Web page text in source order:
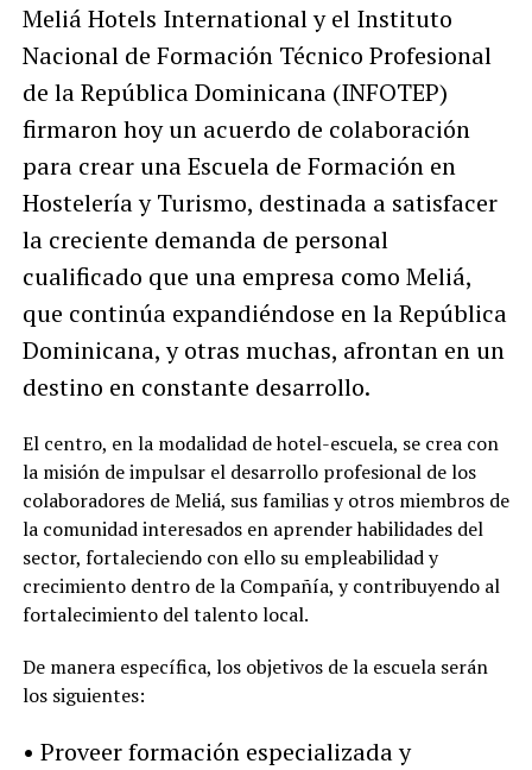
Meliá Hotels International y el Instituto
Nacional de Formación Técnico Profesional
de la República Dominicana (INFOTEP)
firmaron hoy un acuerdo de colaboración
para crear una Escuela de Formación en
Hostelería y Turismo, destinada a satisfacer
la creciente demanda de personal
cualificado que una empresa como Meliá,
que continúa expandiéndose en la República
Dominicana, y otras muchas, afrontan en un
destino en constante desarrollo.
El centro, en la modalidad de hotel-escuela, se crea con
la misión de impulsar el desarrollo profesional de los
colaboradores de Meliá, sus familias y otros miembros de
la comunidad interesados en aprender habilidades del
sector, fortaleciendo con ello su empleabilidad y
crecimiento dentro de la Compañía, y contribuyendo al
fortalecimiento del talento local.
De manera específica, los objetivos de la escuela serán
los siguientes:
• Proveer formación especializada y